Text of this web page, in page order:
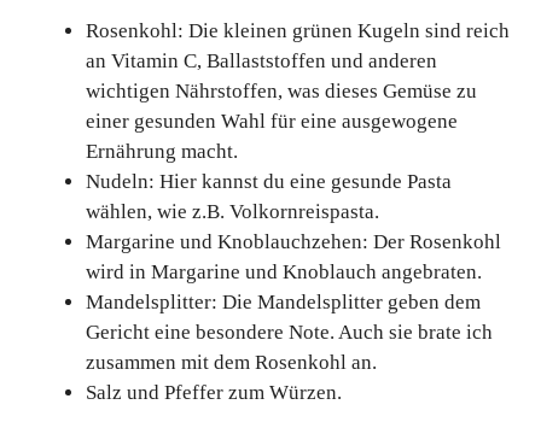
Rosenkohl: Die kleinen grünen Kugeln sind reich
an Vitamin C, Ballaststoffen und anderen
wichtigen Nährstoffen, was dieses Gemüse zu
einer gesunden Wahl für eine ausgewogene
Ernährung macht.
Nudeln: Hier kannst du eine gesunde Pasta
wählen, wie z.B. Volkornreispasta.
Margarine und Knoblauchzehen: Der Rosenkohl
wird in Margarine und Knoblauch angebraten.
Mandelsplitter: Die Mandelsplitter geben dem
Gericht eine besondere Note. Auch sie brate ich
zusammen mit dem Rosenkohl an.
Salz und Pfeffer zum Würzen.